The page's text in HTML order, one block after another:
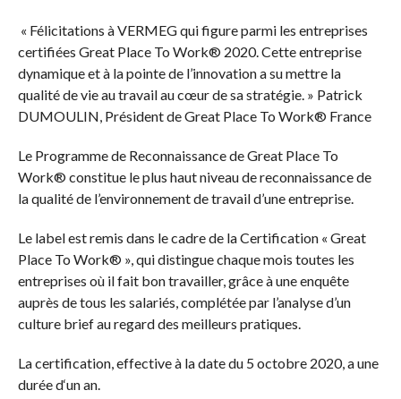
« Félicitations à VERMEG qui figure parmi les entreprises
certifiées Great Place To Work® 2020. Cette entreprise
dynamique et à la pointe de l’innovation a su mettre la
qualité de vie au travail au cœur de sa stratégie. » Patrick
DUMOULIN, Président de Great Place To Work® France
Le Programme de Reconnaissance de Great Place To
Work® constitue le plus haut niveau de reconnaissance de
la qualité de l’environnement de travail d’une entreprise.
Le label est remis dans le cadre de la Certification « Great
Place To Work® », qui distingue chaque mois toutes les
entreprises où il fait bon travailler, grâce à une enquête
auprès de tous les salariés, complétée par l’analyse d’un
culture brief au regard des meilleurs pratiques.
La certification, effective à la date du 5 octobre 2020, a une
durée d‘un an.